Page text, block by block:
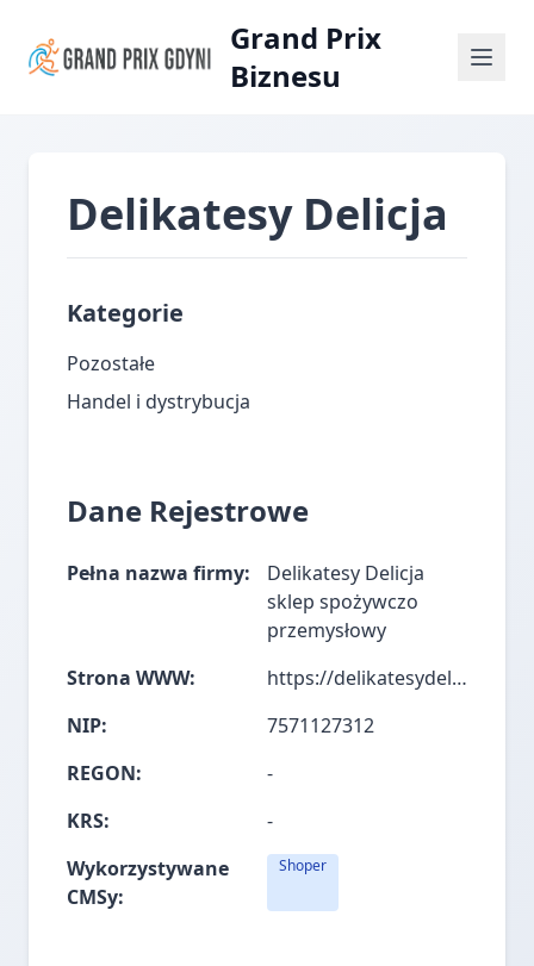
Grand Prix
Biznesu
Delikatesy Delicja
Kategorie
Pozostałe
Handel i dystrybucja
Dane Rejestrowe
Pełna nazwa firmy:
Delikatesy Delicja
sklep spożywczo
przemysłowy
Strona WWW:
https://delikatesydelicja.pl/
NIP:
7571127312
REGON:
-
KRS:
-
Wykorzystywane
CMSy:
Shoper